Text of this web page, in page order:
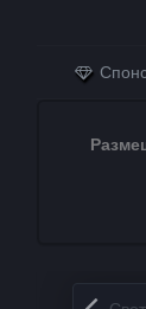
Запись